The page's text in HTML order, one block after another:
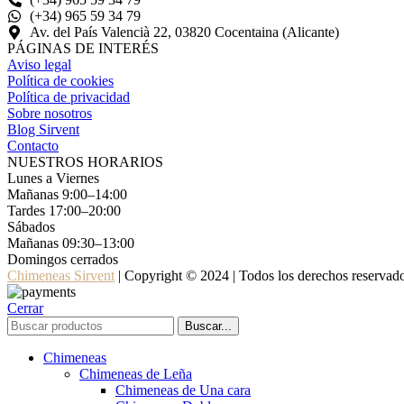
(+34) 965 59 34 79
Av. del País Valencià 22, 03820 Cocentaina (Alicante)
PÁGINAS DE INTERÉS
Aviso legal
Política de cookies
Política de privacidad
Sobre nosotros
Blog Sirvent
Contacto
NUESTROS HORARIOS
Lunes a Viernes
Mañanas 9:00–14:00
Tardes 17:00–20:00
Sábados
Mañanas 09:30–13:00
Domingos cerrados
Chimeneas Sirvent | Copyright © 2024 | Todos los derechos
Cerrar
Buscar...
Chimeneas
Chimeneas de Leña
Chimeneas de Una cara